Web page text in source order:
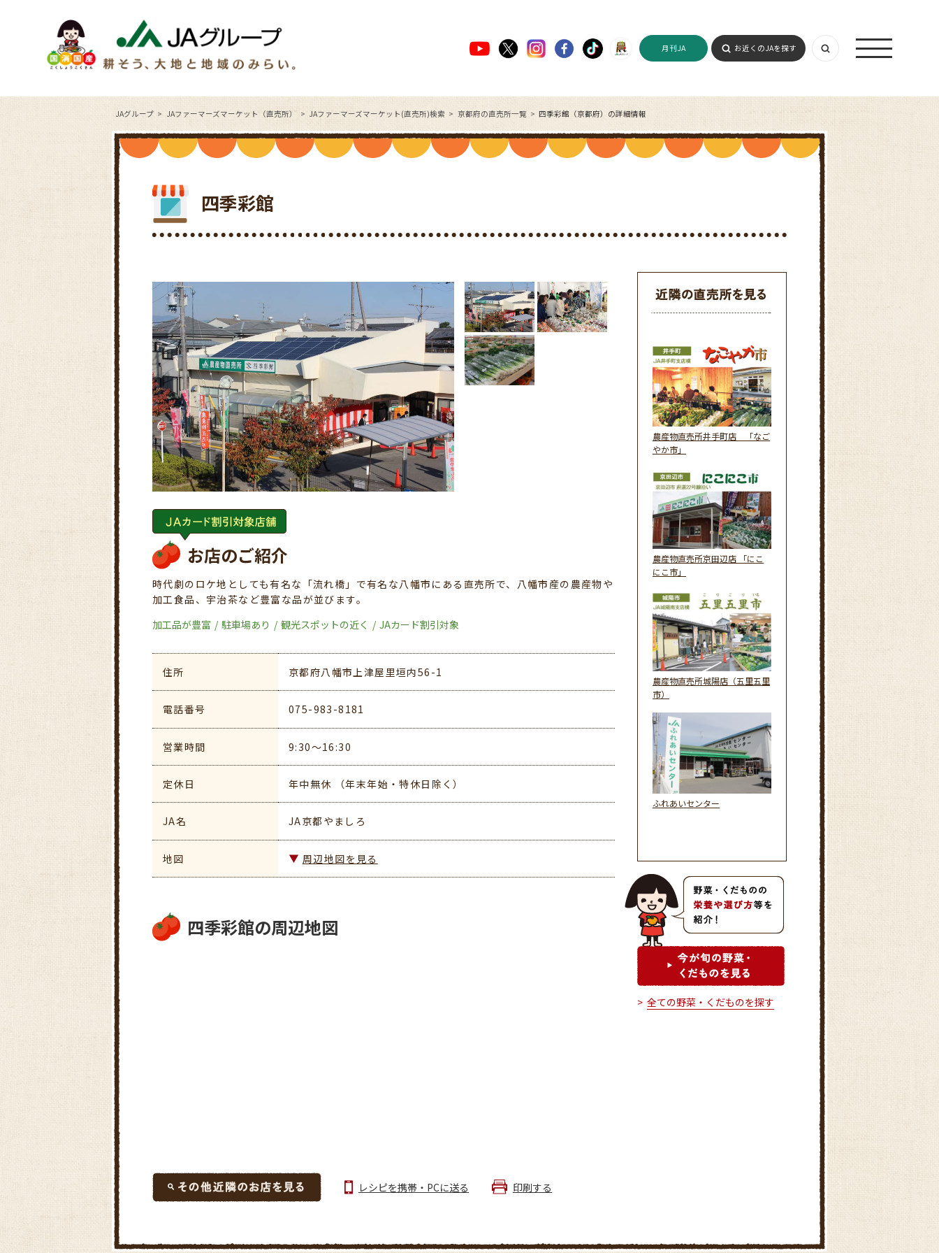
月刊JA お近くのJAを探す
JAグループ JAファーマーズマーケット（直売所） JAファーマーズマーケット(直売所)検索 京都府の直売所一覧 四季彩館（京都府）の詳細情報
四季彩館
お店のご紹介
時代劇のロケ地としても有名な「流れ橋」で有名な八幡市にある直売所で、八幡市産の農産物や
加工食品、宇治茶など豊富な品が並びます。
加工品が豊富
駐車場あり 観光スポットの近く JAカード割引対象
住所 京都府八幡市上津屋里垣内56-1
電話番号 075-983-8181
営業時間 9:30～16:30
定休日 年中無休 （年末年始・特休日除く）
JA名 JA京都やましろ
地図 周辺地図を見る
四季彩館の周辺地図
レシピを携帯・PCに送る 印刷する
農産物直売所井手町店 「なご
やか市」
農産物直売所京田辺店 「にこ
にこ市」
農産物直売所城陽店（五里五里
市）
ふれあいセンター
全ての野菜・くだものを探す